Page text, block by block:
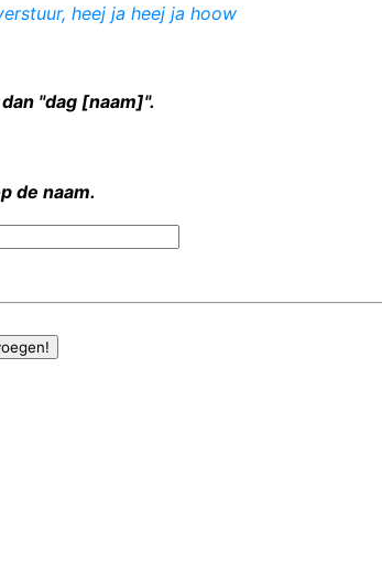
heej ja heej ja hoow
"dag [naam]".
de naam.